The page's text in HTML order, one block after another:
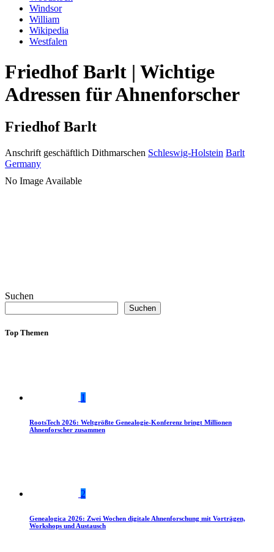
Windsor
William
Wikipedia
Westfalen
Friedhof Barlt | Wichtige
Adressen für Ahnenforscher
Friedhof Barlt
Anschrift geschäftlich Dithmarschen Schleswig-Holstein Barlt
Germany
No Image Available
Suchen
Suchen
Top Themen
1
RootsTech 2026: Weltgrößte Genealogie-Konferenz bringt Millionen
Ahnenforscher zusammen
2
Genealogica 2026: Zwei Wochen digitale Ahnenforschung mit Vorträgen,
Workshops und Austausch